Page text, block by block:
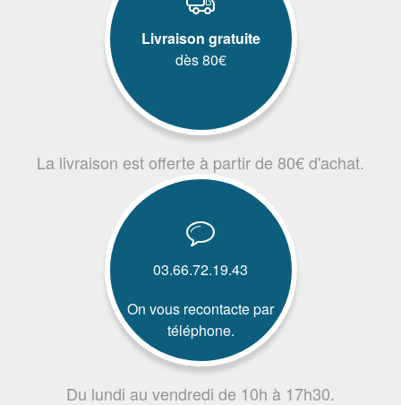
Livraison gratuite
dès 80€
La livraison est offerte à partir de 80€ d'achat.
03.66.72.19.43
On vous recontacte par
téléphone.
Du lundi au vendredi de 10h à 17h30.